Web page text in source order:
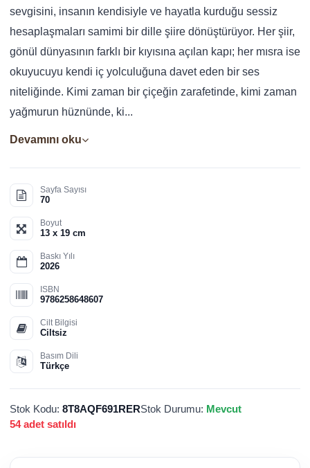
sevgisini, insanın kendisiyle ve hayatla kurduğu sessiz
hesaplaşmaları samimi bir dille şiire dönüştürüyor. Her şiir,
gönül dünyasının farklı bir kıyısına açılan kapı; her mısra ise
okuyucuyu kendi iç yolculuğuna davet eden bir ses
niteliğinde. Kimi zaman bir çiçeğin zarafetinde, kimi zaman
yağmurun hüznünde, ki...
Devamını oku
Sayfa Sayısı
70
Boyut
13 x 19 cm
Baskı Yılı
2026
ISBN
9786258648607
Cilt Bilgisi
Ciltsiz
Basım Dili
Türkçe
Stok Kodu: 8T8AQF691RERStok Durumu: Mevcut
54 adet satıldı